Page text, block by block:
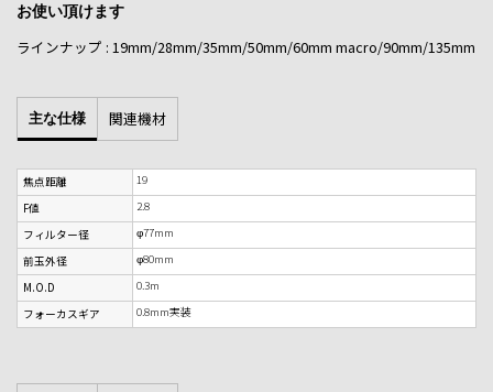
お使い頂けます
ラインナップ : 19mm/28mm/35mm/50mm/60mm macro/90mm/135mm
主な仕様 関連機材
焦点距離
19
F値
2.8
フィルター径
φ77mm
前玉外径
φ80mm
M.O.D
0.3m
フォーカスギア
0.8mm実装